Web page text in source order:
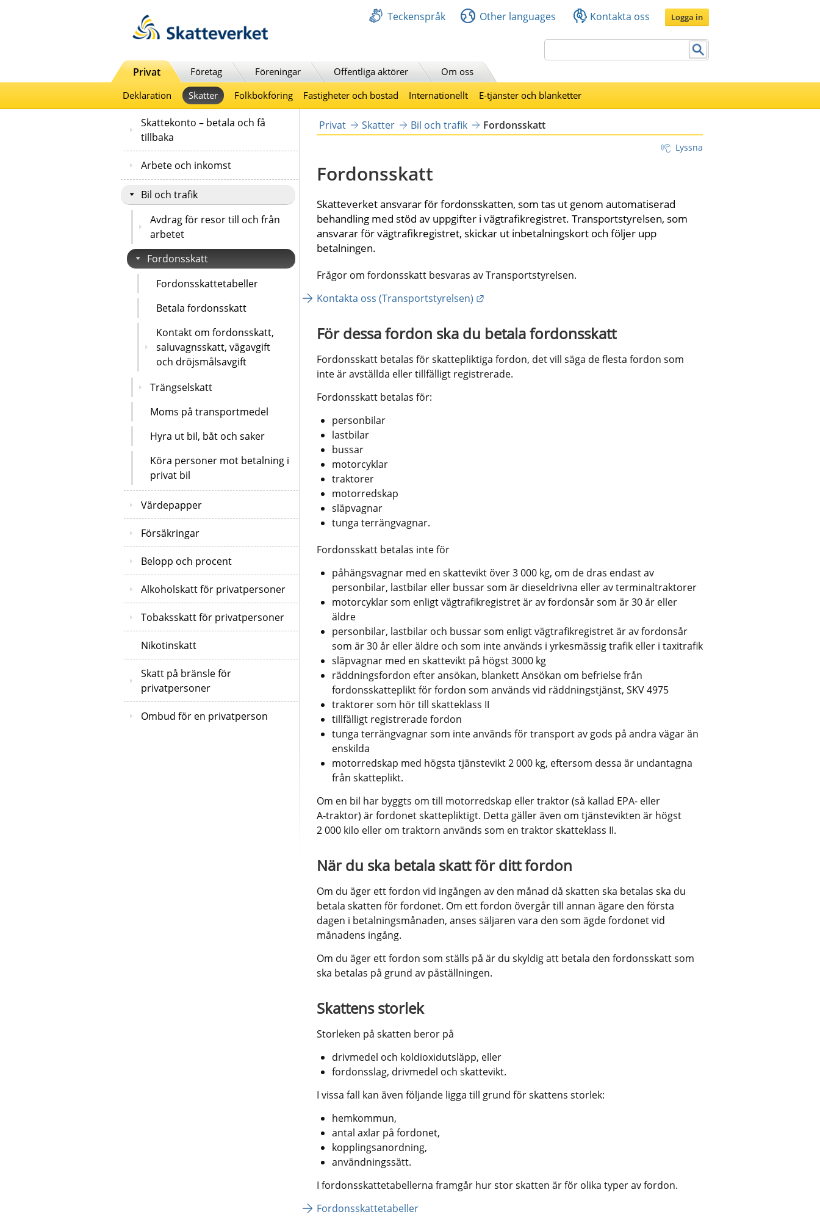
Teckenspråk Other languages Kontakta oss Logga in
Privat Företag Föreningar Offentliga aktörer
Om oss
Deklaration
Skatter Folkbokföring Fastigheter och bostad Internationellt E-tjänster och blanketter
Skattekonto – betala och få
tillbaka
Arbete och inkomst
Bil och trafik
Avdrag för resor till och från
arbetet
Fordonsskatt
Fordonsskattetabeller
Betala fordonsskatt
Kontakt om fordonsskatt,
saluvagnsskatt, vägavgift
och dröjsmålsavgift
Trängselskatt
Moms på transportmedel
Hyra ut bil, båt och saker
Köra personer mot betalning i
privat bil
Värdepapper
Försäkringar
Belopp och procent
Alkoholskatt för privatpersoner
Tobaksskatt för privatpersoner
Nikotinskatt
Skatt på bränsle för
privatpersoner
Ombud för en privatperson
Privat Skatter Bil och trafik Fordonsskatt
Lyssna
Fordonsskatt
Skatteverket ansvarar för fordonsskatten, som tas ut genom automatiserad
behandling med stöd av uppgifter i vägtrafikregistret. Transportstyrelsen, som
ansvarar för vägtrafikregistret, skickar ut inbetalningskort och följer upp
betalningen.
Frågor om fordonsskatt besvaras av Transportstyrelsen.
Kontakta oss (Transportstyrelsen)
Länk till annan webbplats.
För dessa fordon ska du betala fordonsskatt
Fordonsskatt betalas för skattepliktiga fordon, det vill säga de flesta fordon som
inte är avställda eller tillfälligt registrerade.
Fordonsskatt betalas för:
personbilar
lastbilar
bussar
motorcyklar
traktorer
motorredskap
släpvagnar
tunga terrängvagnar.
Fordonsskatt betalas inte för
påhängsvagnar med en skattevikt över 3 000 kg, om de dras endast av
personbilar, lastbilar eller bussar som är dieseldrivna eller av terminaltraktorer
motorcyklar som enligt vägtrafikregistret är av fordonsår som är 30 år eller
äldre
personbilar, lastbilar och bussar som enligt vägtrafikregistret är av fordonsår
som är 30 år eller äldre och som inte används i yrkesmässig trafik eller i taxitrafik
släpvagnar med en skattevikt på högst 3000 kg
räddningsfordon efter ansökan, blankett Ansökan om befrielse från
fordonsskatteplikt för fordon som används vid räddningstjänst, SKV 4975
traktorer som hör till skatteklass II
tillfälligt registrerade fordon
tunga terrängvagnar som inte används för transport av gods på andra vägar än
enskilda
motorredskap med högsta tjänstevikt 2 000 kg, eftersom dessa är undantagna
från skatteplikt.
Om en bil har byggts om till motorredskap eller traktor (så kallad EPA- eller
A‑traktor) är fordonet skattepliktigt. Detta gäller även om tjänstevikten är högst
2 000 kilo eller om traktorn används som en traktor skatteklass II.
När du ska betala skatt för ditt fordon
Om du äger ett fordon vid ingången av den månad då skatten ska betalas ska du
betala skatten för fordonet. Om ett fordon övergår till annan ägare den första
dagen i betalningsmånaden, anses säljaren vara den som ägde fordonet vid
månadens ingång.
Om du äger ett fordon som ställs på är du skyldig att betala den fordonsskatt som
ska betalas på grund av påställningen.
Skattens storlek
Storleken på skatten beror på
drivmedel och koldioxidutsläpp, eller
fordonsslag, drivmedel och skattevikt.
I vissa fall kan även följande ligga till grund för skattens storlek:
hemkommun,
antal axlar på fordonet,
kopplingsanordning,
användningssätt.
I fordonsskattetabellerna framgår hur stor skatten är för olika typer av fordon.
Fordonsskattetabeller